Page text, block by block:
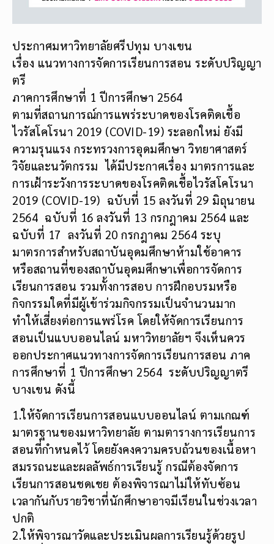
ประกาศมหาวิทยาลัยศรีปทุม บางเขน
เรื่อง แนวทางการจัดการเรียนการสอน ระดับปริญญา
ตรี
ภาคการศึกษาที่ 1 ปีการศึกษา 2564
ตามที่สถานการณ์การแพร่ระบาดของโรคติดเชื้อ
ไวรัสโคโรนา 2019 (COVID-19) ระลอกใหม่ ยังมี
ความรุนแรง กระทรวงการอุดมศึกษา วิทยาศาสตร์
วิจัยและนวัตกรรม ได้มีประกาศเรื่อง มาตรการและ
การเฝ้าระวังการระบาดของโรคติดเชื้อไวรัสโคโรนา
2019 (COVID-19) ฉบับที่ 15 ลงวันที่ 29 มิถุนายน
2564 ฉบับที่ 16 ลงวันที่ 13 กรกฎาคม 2564 และ
ฉบับที่ 17 ลงวันที่ 20 กรกฎาคม 2564 ระบุ
มาตรการสำหรับสถาบันอุดมศึกษาห้ามใช้อาคาร
หรือสถานที่ของสถาบันอุดมศึกษาเพื่อการจัดการ
เรียนการสอน รวมทั้งการสอบ การฝึกอบรมหรือ
กิจกรรมใดที่มีผู้เข้าร่วมกิจกรรมเป็นจำนวนมาก
ทำให้เสี่ยงต่อการแพร่โรค โดยให้จัดการเรียนการ
สอนเป็นแบบออนไลน์ มหาวิทยาลัยฯ จึงเห็นควร
ออกประกาศแนวทางการจัดการเรียนการสอน ภาค
การศึกษาที่ 1 ปีการศึกษา 2564 ระดับปริญญาตรี
บางเขน ดังนี้
1.ให้จัดการเรียนการสอนแบบออนไลน์ ตามเกณฑ์
มาตรฐานของมหาวิทยาลัย ตามตารางการเรียนการ
สอนที่กำหนดไว้ โดยยังคงความครบถ้วนของเนื้อหา
สมรรถนะและผลลัพธ์การเรียนรู้ กรณีต้องจัดการ
เรียนการสอนชดเชย ต้องพิจารณาไม่ให้ทับซ้อน
เวลากันกับรายวิชาที่นักศึกษาอาจมีเรียนในช่วงเวลา
ปกติ
2.ให้พิจารณาวัดและประเมินผลการเรียนรู้ด้วยรูป